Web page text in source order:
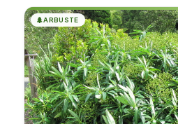
🌲ARBUSTE